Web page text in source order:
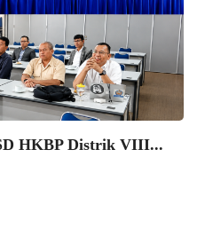
HKBP Distrik VIII...